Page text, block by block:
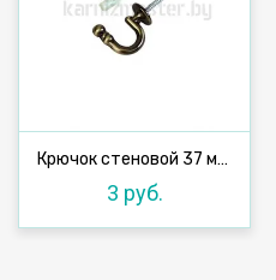
Крючок стеновой 37 мм, антик
3 руб.